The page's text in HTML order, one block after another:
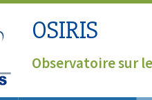
OSIRIS
Observatoire sur